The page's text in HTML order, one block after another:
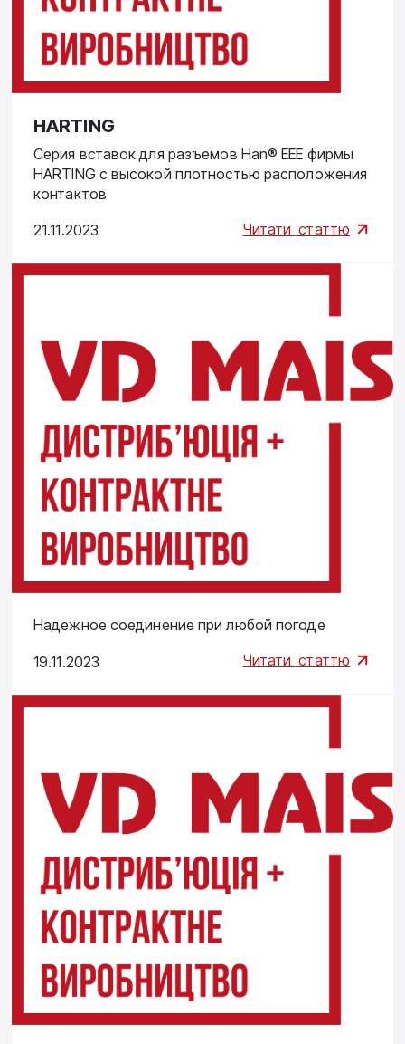
HARTING
Серия вставок для разъемов Han® EEE фирмы
HARTING с высокой плотностью расположения
контактов
21.11.2023 Читати статтю
Надежное соединение при любой погоде
19.11.2023 Читати статтю